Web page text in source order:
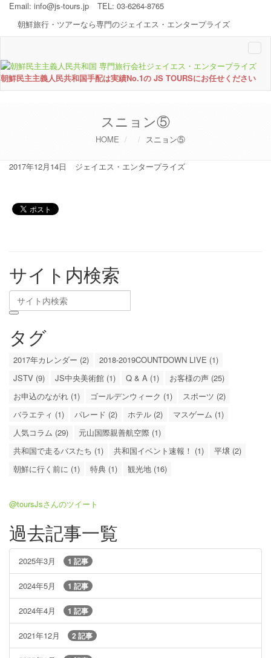
Email: info@js-tours.jp
TEL: 03-6264-8765
朝鮮旅行・ツアーなら専門のジェイエス・エンタープライズ
朝鮮民主主義人民共和国手配は実績No.1の JS TOURSにお任せください
スニョン⑤
HOME スニョン⑤
2017年12月14日 ジェイエス・エンタープライズ
サイト内検索
タグ
2017年カレンダー (2)
2018-2019COUNTDOWN LIVE (1)
JSTV (9)
JS中央美術館 (1) Q & A (1)
お客様の声 (25)
お申込のながれ (1)
ゴールデンウィーク (1)
スポーツ (2)
バラエティ (1)
パレード (2) ホテル (2)
マスゲーム (1)
人気コラム (29)
元山国際親善航空際 (1)
共和国で走るバスたち (1)
共和国イベント速報！ (1)
平壌 (2)
朝鮮に行く前に (1)
特典 (1) 観光地 (16)
@toursJsさんのツイート
過去記事一覧
2025年3月 1 記事
2024年5月 1 記事
2024年4月 1 記事
2021年12月 2 記事